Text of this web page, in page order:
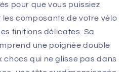
pour que vous puissiez
composants de votre vélo
finitions délicates. Sa
une poignée double
chocs qui ne glisse pas dans